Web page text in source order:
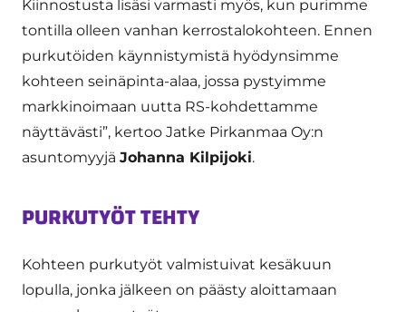
Kiinnostusta lisäsi varmasti myös, kun purimme
tontilla olleen vanhan kerrostalokohteen. Ennen
purkutöiden käynnistymistä hyödynsimme
kohteen seinäpinta-alaa, jossa pystyimme
markkinoimaan uutta RS-kohdettamme
näyttävästi”, kertoo Jatke Pirkanmaa Oy:n
asuntomyyjä Johanna Kilpijoki.
PURKUTYÖT TEHTY
Kohteen purkutyöt valmistuivat kesäkuun
lopulla, jonka jälkeen on päästy aloittamaan